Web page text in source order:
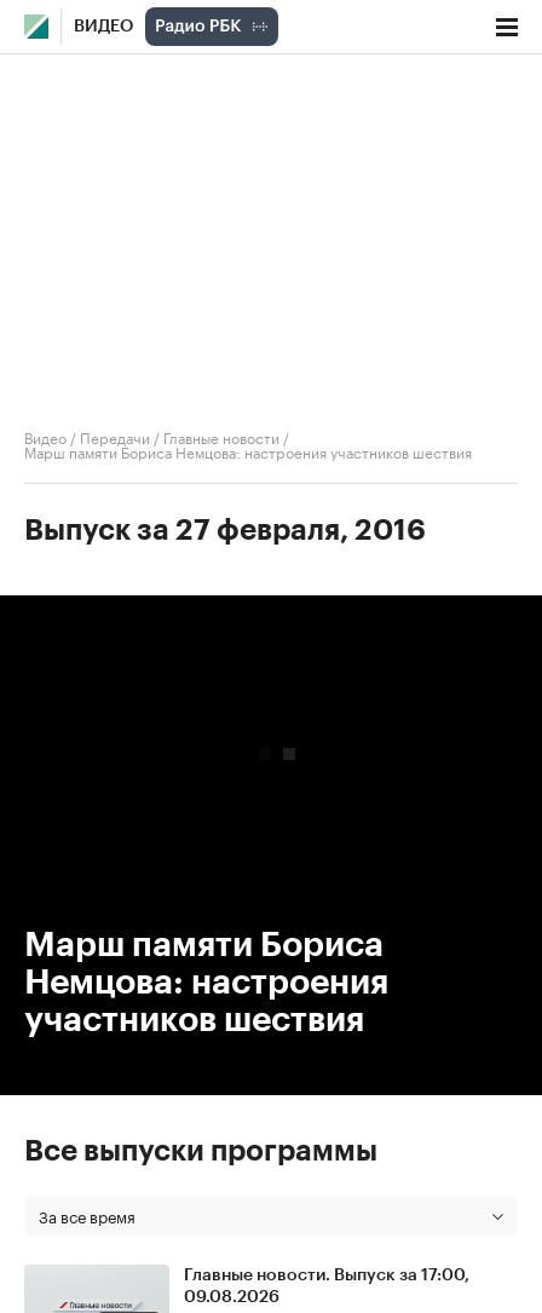
ВИДЕО
Видео / Передачи / Главные новости /
Марш памяти Бориса Немцова: настроения участников шествия
Выпуск за 27 февраля, 2016
Марш памяти Бориса
Немцова: настроения
участников шествия
Все выпуски программы
За все время
Главные новости. Выпуск за 17:00,
09.08.2026